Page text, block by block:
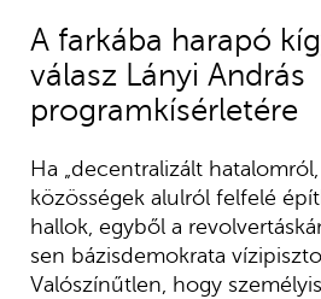
A farkába harapó
válasz Lányi András
programkísérletére
Ha „decentralizált
közösségek alulról felfelé
hallok, egyből a
sen bázisdemokrata
Valószínűtlen, hogy